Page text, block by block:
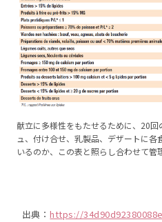
献立に多様性をもたせるために、20
ュ、付け合せ、乳製品、デザートに
いるのか、この表と照らし合わせて管
出典：https://